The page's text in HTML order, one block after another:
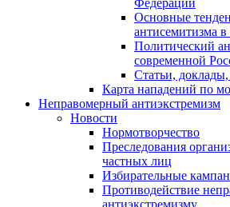
Федерации
Основные
антисемитизма
Политический
современной
Статьи,
Карта нападений по
Неправомерный антиэкстремизм
Новости
Нормотворчество
Преследования
частных лиц
Избирательные
Противодействие